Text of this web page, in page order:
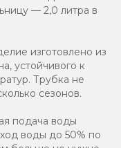
— 2,0 литра в
изготовлено из
устойчивого к
Трубка не
сезонов.
подача воды
воды до 50% по